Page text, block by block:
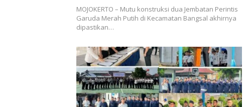
MOJOKERTO – Mutu konstruksi dua Jembatan Perintis
Garuda Merah Putih di Kecamatan Bangsal akhirnya
dipastikan…